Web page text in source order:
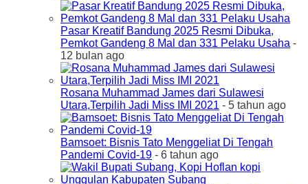
Pasar Kreatif Bandung 2025 Resmi Dibuka,
Pemkot Gandeng 8 Mal dan 331 Pelaku Usaha -
12 bulan ago
Rosana Muhammad James dari Sulawesi
Utara,Terpilih Jadi Miss IMI 2021 - 5 tahun ago
Bamsoet: Bisnis Tato Menggeliat Di Tengah
Pandemi Covid-19 - 6 tahun ago